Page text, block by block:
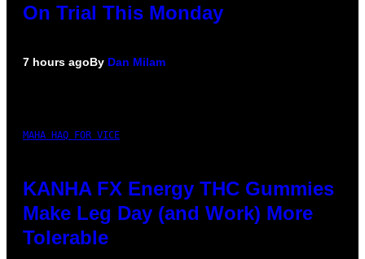
On Trial This Monday
7 hours agoBy Dan Milam
MAHA HAQ FOR VICE
KANHA FX Energy THC Gummies
Make Leg Day (and Work) More
Tolerable